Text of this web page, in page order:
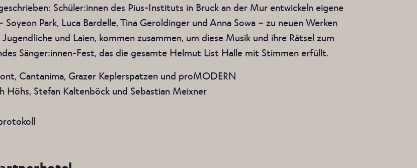
Schüler:innen des Pius-Instituts in Bruck an der Mur entwickeln eigene
Park, Luca Bardelle, Tina Geroldinger und Anna Sowa – zu neuen Werken
und Laien, kommen zusammen, um diese Musik und ihre Rätsel zum
Sänger:innen-Fest, das die gesamte Helmut List Halle mit Stimmen erfüllt.
Cantanima, Grazer Keplerspatzen und proMODERN
Stefan Kaltenböck und Sebastian Meixner